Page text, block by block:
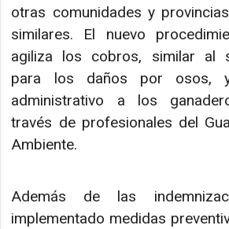
otras comunidades y
similares. El nuevo
agiliza los cobros, similar al
para los daños por osos,
administrativo a los
través de profesionales del
Ambiente.
Además de las
implementado medidas